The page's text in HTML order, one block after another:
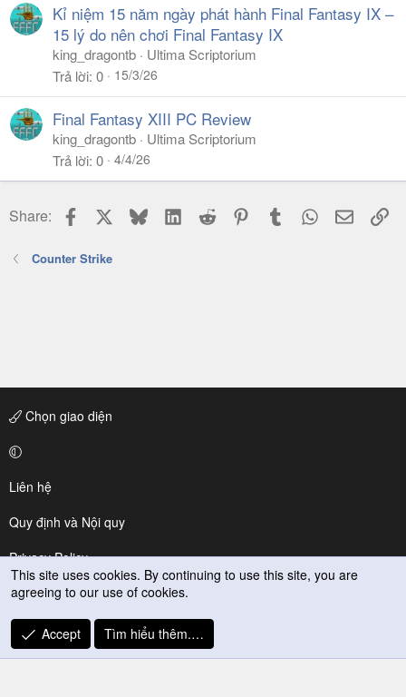
Kỉ niệm 15 năm ngày phát hành Final Fantasy IX –
15 lý do nên chơi Final Fantasy IX
king_dragontb
Ultima Scriptorium
Trả lời 0 15/3/26
Final Fantasy XIII PC Review
king_dragontb
Ultima Scriptorium
Trả lời 0 4/4/26
Share: Facebook BlueskyLinkedIn
Reddit PinterestTumblr WhatsApp
Email
Counter Strike
Chọn giao diện
Liên hệ
Quy định và Nội quy
Privacy Policy
Trợ giúp
R
S
This site uses cookies. By continuing to use this site, you are
agreeing to our use of cookies.
Accept Tìm hiểu thêm.…